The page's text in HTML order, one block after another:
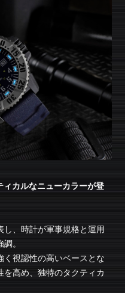
カルなニューカラーが登
、時計が軍事規格と運用
。
く視認性の高いベースとな
を高め、独特のタクティカ